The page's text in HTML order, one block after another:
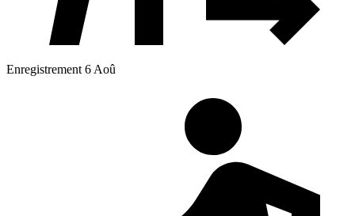
Enregistrement 6 Aoû